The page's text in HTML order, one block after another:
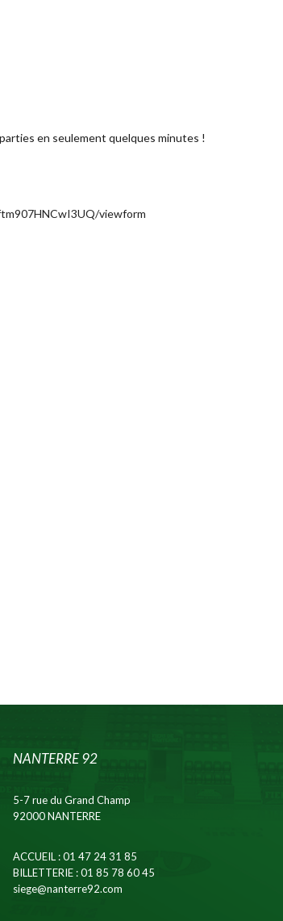
en seulement quelques minutes !
viewform
NANTERRE 92
5-7 rue du Grand Champ
92000 NANTERRE
ACCUEIL : 01 47 24 31 85
BILLETTERIE : 01 85 78 60 45
siege@nanterre92.com